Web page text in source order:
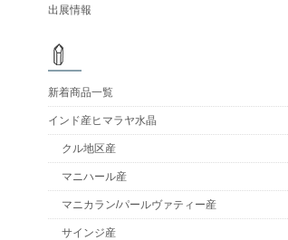
出展情報
新着商品一覧
インド産ヒマラヤ水晶
クル地区産
マニハール産
マニカラン/パールヴァティー産
サインジ産